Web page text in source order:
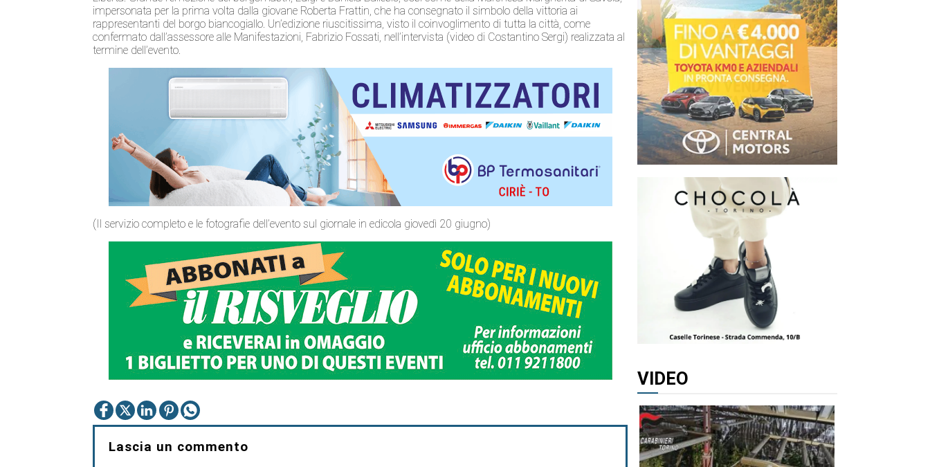
impersonata per la prima volta dalla giovane Roberta Frattin, che ha consegnato il simbolo della vittoria ai
rappresentanti del borgo biancogiallo. Un’edizione riuscitissima, visto il coinvoglimento di tutta la città, come
confermato dall’assessore alle Manifestazioni, Fabrizio Fossati, nell’intervista (video di Costantino Sergi) realizzata al
termine dell’evento.
(Il servizio completo e le fotografie dell’evento sul giornale in edicola giovedì 20 giugno)
Lascia un commento
VIDEO